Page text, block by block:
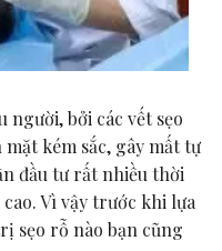
người, bởi các vết sẹo
kém sắc, gây mất tự
đầu tư rất nhiều thời
Vì vậy trước khi lựa
sẹo rỗ nào bạn cũng